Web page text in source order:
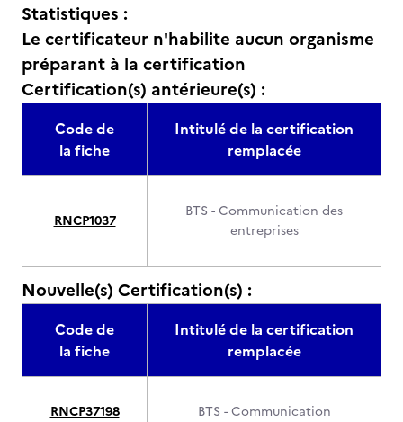
Statistiques :
Le certificateur n'habilite aucun organisme
préparant à la certification
Certification(s) antérieure(s) :
Code de
la fiche
Intitulé de la certification
remplacée
RNCP1037
BTS - Communication des
entreprises
Nouvelle(s) Certification(s) :
Code de
la fiche
Intitulé de la certification
remplacée
RNCP37198 BTS - Communication